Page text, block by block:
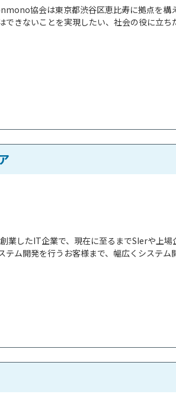
協会は東京都渋谷区恵比寿に拠点を構
できないことを実現したい、社会の役に立ち
業したIT企業で、現在に至るまでSIerや上
テム開発を行うお客様まで、幅広くシステム